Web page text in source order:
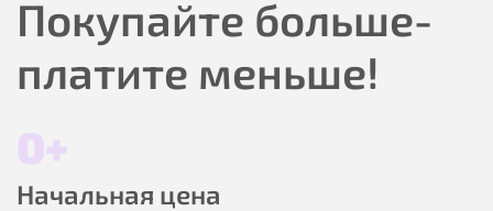
Покупайте больше-
платите меньше!
0+
Начальная цена